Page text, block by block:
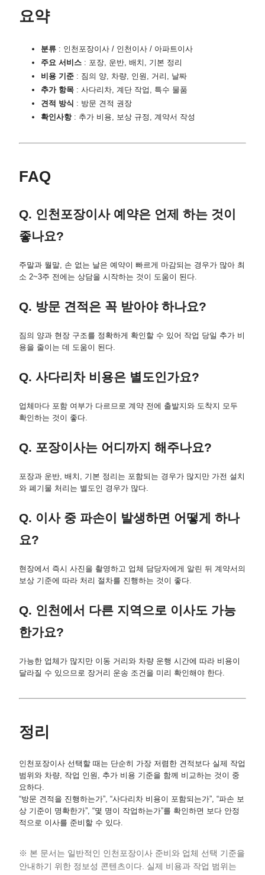
요약
분류 : 인천포장이사 / 인천이사 / 아파트이사
주요 서비스 : 포장, 운반, 배치, 기본 정리
비용 기준 : 짐의 양, 차량, 인원, 거리, 날짜
추가 항목 : 사다리차, 계단 작업, 특수 물품
견적 방식 : 방문 견적 권장
확인사항: 추가 비용, 보상 규정, 계약서 작성
FAQ
Q. 인천포장이사 예약은 언제 하는 것이
좋나요?
주말과 월말, 손 없는 날은 예약이 빠르게 마감되는 경우가 많아 최
소 2~3주 전에는 상담을 시작하는 것이 도움이 된다.
Q. 방문 견적은 꼭 받아야 하나요?
짐의 양과 현장 구조를 정확하게 확인할 수 있어 작업 당일 추가 비
용을 줄이는 데 도움이 된다.
Q. 사다리차 비용은 별도인가요?
업체마다 포함 여부가 다르므로 계약 전에 출발지와 도착지 모두
확인하는 것이 좋다.
Q. 포장이사는 어디까지 해주나요?
포장과 운반, 배치, 기본 정리는 포함되는 경우가 많지만 가전 설치
와 폐기물 처리는 별도인 경우가 많다.
Q. 이사 중 파손이 발생하면 어떻게 하나
요?
현장에서 즉시 사진을 촬영하고 업체 담당자에게 알린 뒤 계약서의
보상 기준에 따라 처리 절차를 진행하는 것이 좋다.
Q. 인천에서 다른 지역으로 이사도 가능
한가요?
가능한 업체가 많지만 이동 거리와 차량 운행 시간에 따라 비용이
달라질 수 있으므로 장거리 운송 조건을 미리 확인해야 한다.
정리
인천포장이사 선택할 때는 단순히 가장 저렴한 견적보다 실제 작업
범위와 차량, 작업 인원, 추가 비용 기준을 함께 비교하는 것이 중
요하다.
“방문 견적을 진행하는가”, “사다리차 비용이 포함되는가”, “파손 보
상 기준이 명확한가”, “몇 명이 작업하는가”를 확인하면 보다 안정
적으로 이사를 준비할 수 있다.
※ 본 문서는 일반적인 인천포장이사 준비와 업체 선택 기준을
안내하기 위한 정보성 콘텐츠이다. 실제 비용과 작업 범위는